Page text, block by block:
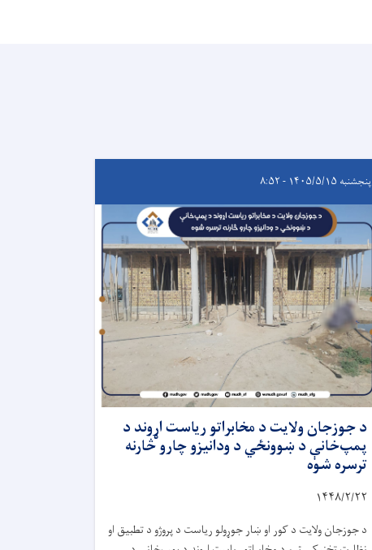
پنجشنبه ۱۴۰۵/۵/۱۵ - ۸:۵۲
د جوزجان ولایت د مخابراتو ریاست اړوند د
پمپ‌خانې د ښوونځي د ودانیزو چارو څارنه
ترسره شوه
۱۴۴۸/۲/۲۲
د جوزجان ولایت د کور او ښار جوړولو ریاست د پروژو د تطبیق او